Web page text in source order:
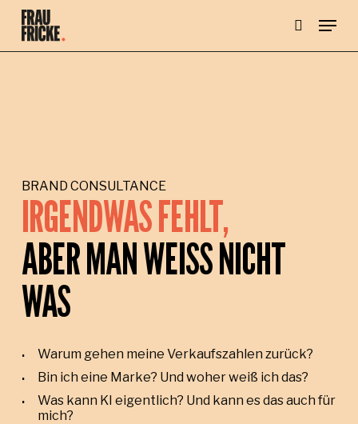
main
content
search
Menu
BRAND CONSULTANCE
IRGENDWAS FEHLT,
ABER MAN WEISS NICHT
WAS
Warum gehen meine Verkaufszahlen zurück?
Bin ich eine Marke? Und woher weiß ich das?
Was kann KI eigentlich? Und kann es das auch für
mich?